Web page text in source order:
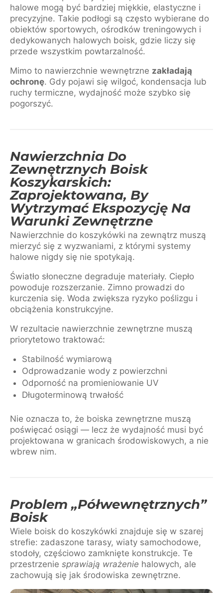
halowe mogą być bardziej miękkie, elastyczne i
precyzyjne. Takie podłogi są często wybierane do
obiektów sportowych, ośrodków treningowych i
dedykowanych halowych boisk, gdzie liczy się
przede wszystkim powtarzalność.
Mimo to nawierzchnie wewnętrzne zakładają
ochronę. Gdy pojawi się wilgoć, kondensacja lub
ruchy termiczne, wydajność może szybko się
pogorszyć.
Nawierzchnia Do
Zewnętrznych Boisk
Koszykarskich:
Zaprojektowana, By
Wytrzymać Ekspozycję Na
Warunki Zewnętrzne
Nawierzchnie do koszykówki na zewnątrz muszą
mierzyć się z wyzwaniami, z którymi systemy
halowe nigdy się nie spotykają.
Światło słoneczne degraduje materiały. Ciepło
powoduje rozszerzanie. Zimno prowadzi do
kurczenia się. Woda zwiększa ryzyko poślizgu i
obciążenia konstrukcyjne.
W rezultacie nawierzchnie zewnętrzne muszą
priorytetowo traktować:
Stabilność wymiarową
Odprowadzanie wody z powierzchni
Odporność na promieniowanie UV
Długoterminową trwałość
Nie oznacza to, że boiska zewnętrzne muszą
poświęcać osiągi — lecz że wydajność musi być
projektowana w granicach środowiskowych, a nie
wbrew nim.
Problem „półwewnętrznych”
Boisk
Wiele boisk do koszykówki znajduje się w szarej
strefie: zadaszone tarasy, wiaty samochodowe,
stodoły, częściowo zamknięte konstrukcje. Te
przestrzenie sprawiają wrażenie halowych, ale
zachowują się jak środowiska zewnętrzne.